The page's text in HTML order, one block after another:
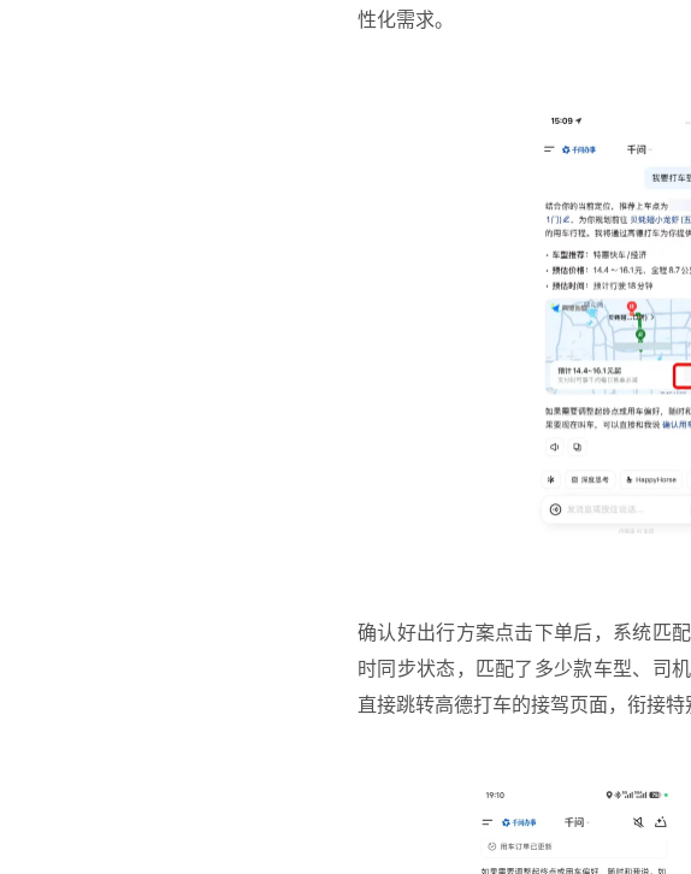
性化需求。
确认好出行方案点击下单后，系统匹
时同步状态，匹配了多少款车型、司
直接跳转高德打车的接驾页面，衔接特